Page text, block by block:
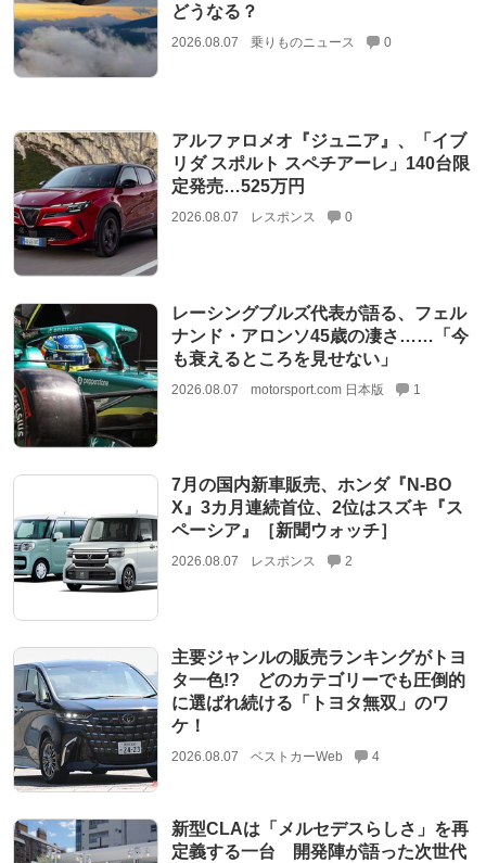
どうなる？
2026.08.07 乗りものニュース 0
アルファロメオ『ジュニア』、「イブ
リダ スポルト スペチアーレ」140台限
定発売…525万円
2026.08.07 レスポンス 0
レーシングブルズ代表が語る、フェル
ナンド・アロンソ45歳の凄さ……「今
も衰えるところを見せない」
2026.08.07 motorsport.com 日本版 1
7月の国内新車販売、ホンダ『N-BO
X』3カ月連続首位、2位はスズキ『ス
ペーシア』［新聞ウォッチ］
2026.08.07 レスポンス 2
主要ジャンルの販売ランキングがトヨ
タ一色!? どのカテゴリーでも圧倒的
に選ばれ続ける「トヨタ無双」のワ
ケ！
2026.08.07 ベストカーWeb 4
新型CLAは「メルセデスらしさ」を再
定義する一台 開発陣が語った次世代